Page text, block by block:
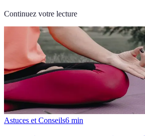
Continuez votre lecture
Astuces et Conseils6 min